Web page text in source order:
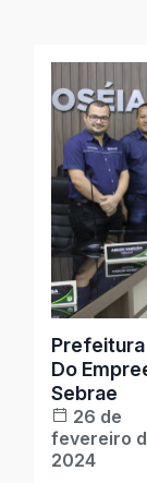
Prefeitura
Do
Sebrae
26 de
fevereiro
2024